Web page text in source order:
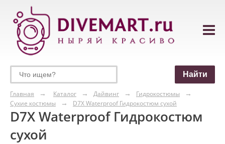
Главная Каталог Дайвинг
Гидрокостюмы
Сухие костюмы
D7X Waterproof Гидрокостюм сухой
D7X Waterproof Гидрокостюм
сухой